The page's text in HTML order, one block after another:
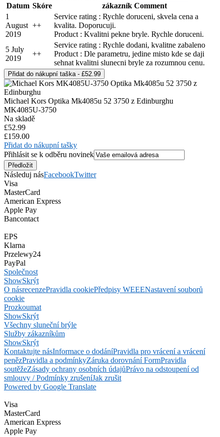
Datum Skóre
zákazník Comment
1
August
2019
++
Service rating : Rychle doruceni, skvela cena a
kvalita. Doporucuji.
Product : Kvalitni pekne bryle. Rychle doruceni.
5 July
2019
++
Service rating : Rychle dodani, kvalitne zabaleno
Product : Dle parametru, jedine misto kde se daji
sehnat kvalitni slunecni bryle za rozumnou cenu.
Michael Kors Optika Mk4085u 52 3750 z Edinburghu
MK4085U-3750
Na skladě
£52.99
£159.00
Přidat do nákupní tašky
Přihlásit se k odběru novinek
Následuj násFacebookTwitter
Visa
MasterCard
American Express
Apple Pay
Bancontact
EPS
Klarna
Przelewy24
PayPal
Společnost
ShowSkrýt
O násrecenzePravidla cookiePředpisy WEEENastavení souborů
cookie
Prozkoumat
ShowSkrýt
Všechny sluneční brýle
Služby zákazníkům
ShowSkrýt
Kontaktujte násInformace o dodáníPravidla pro vrácení a vrácení
penězPravidla a podmínkyZáruka dorovnání FormPravidla
soutěžeZásady ochrany osobních údajůPrávo na odstoupení od
smlouvy / Podmínky zrušeníJak zrušit
Powered by Google Translate
Visa
MasterCard
American Express
Apple Pay